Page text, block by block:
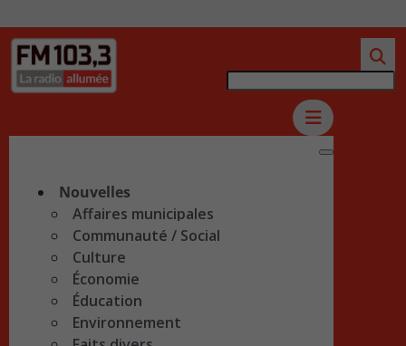
Nouvelles
Affaires municipales
Communauté / Social
Culture
Économie
Éducation
Environnement